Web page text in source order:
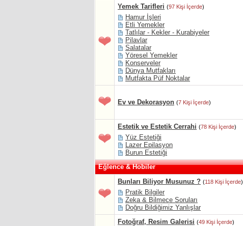
Yemek Tarifleri (97 Kişi İçerde)
Hamur İşleri
Etli Yemekler
Tatlılar - Kekler - Kurabiyeler
Pilavlar
Salatalar
Yöresel Yemekler
Konserveler
Dünya Mutfakları
Mutfakta Püf Noktalar
Ev ve Dekorasyon (7 Kişi İçerde)
Estetik ve Estetik Cerrahi (78 Kişi İçerde)
Yüz Estetiği
Lazer Epilasyon
Burun Estetiği
Eğlence & Hobiler
Bunları Biliyor Musunuz ? (118 Kişi İçerde)
Pratik Bilgiler
Zeka & Bilmece Soruları
Doğru Bildiğimiz Yanlışlar
Fotoğraf, Resim Galerisi (49 Kişi İçerde)